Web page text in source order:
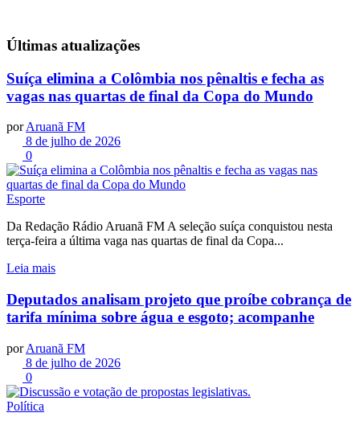
Últimas atualizações
Suíça elimina a Colômbia nos pênaltis e fecha as
vagas nas quartas de final da Copa do Mundo
porAruanã FM
8 de julho de 2026
0
Esporte
Da Redação Rádio Aruanã FM A seleção suíça conquistou nesta
terça-feira a última vaga nas quartas de final da Copa...
Leia mais
Deputados analisam projeto que proíbe cobrança de
tarifa mínima sobre água e esgoto; acompanhe
por Aruanã FM
8 de julho de 2026
0
Política